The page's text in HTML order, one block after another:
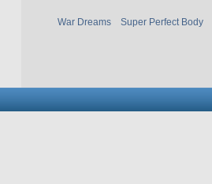
War Dreams Super Perfect Body